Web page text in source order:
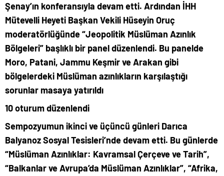
Şenay’ın konferansıyla devam etti. Ardından İHH
Mütevelli Heyeti Başkan Vekili Hüseyin Oruç
moderatörlüğünde “Jeopolitik Müslüman Azınlık
Bölgeleri” başlıklı bir panel düzenlendi. Bu panelde
Moro, Patani, Jammu Keşmir ve Arakan gibi
bölgelerdeki Müslüman azınlıkların karşılaştığı
sorunlar masaya yatırıldı
10 oturum düzenlendi
Sempozyumun ikinci ve üçüncü günleri Darıca
Balyanoz Sosyal Tesisleri’nde devam etti. Bu günlerde
“Müslüman Azınlıklar: Kavramsal Çerçeve ve Tarih”,
“Balkanlar ve Avrupa’da Müslüman Azınlıklar”, “Afrika,